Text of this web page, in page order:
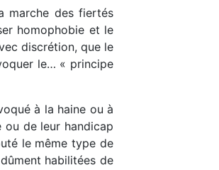
marche des fiertés
homophobie et le
discrétion, que le
le… « principe
à la haine ou à
ou de leur handicap
le même type de
habilitées de